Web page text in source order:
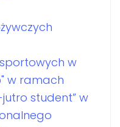
w
w ramach
jutro student” w